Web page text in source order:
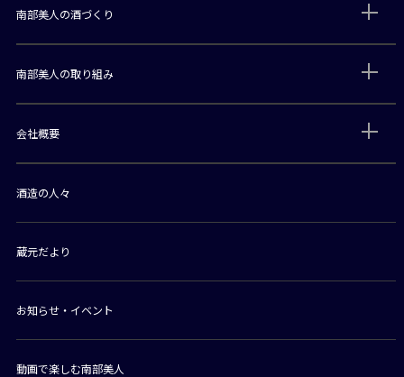
南部美人の酒づくり
南部美人の取り組み
会社概要
酒造の人々
蔵元だより
お知らせ・イベント
動画で楽しむ南部美人